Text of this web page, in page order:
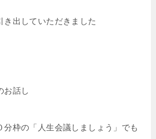
き出していただきました
お話し
分枠の「人生会議しましょう」でも